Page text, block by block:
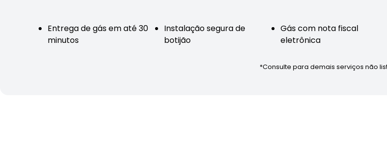
Entrega de gás em até 30
minutos
Instalação segura de
botijão
Gás com nota fiscal
eletrônica
*Consulte para demais serviços não